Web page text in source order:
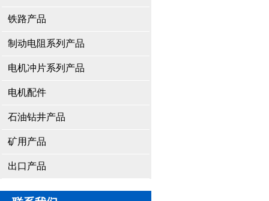
铁路产品
制动电阻系列产品
电机冲片系列产品
电机配件
石油钻井产品
矿用产品
出口产品